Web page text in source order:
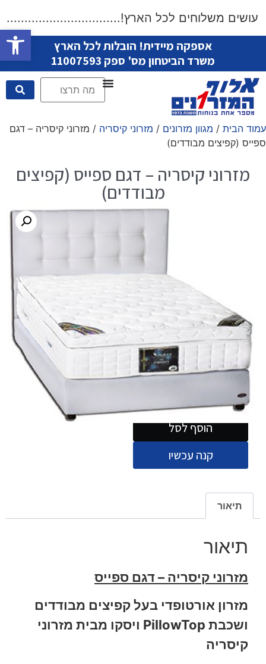
פתח
עושים משלוחים לכל
אספקה מיידית! הובלות לכל הארץ
משרד הביטחון מס' ספק 11007593
עמוד הבית / מגוון מזרונים / מזרוני קיסריה / מזרוני קיסריה – דגם
ספייס (קפיצים מבודדים)
הוסף לסל
קנה עכשיו
מזרוני קיסריה – דגם ספייס (קפיצים
מבודדים)
תיאור
תיאור
מזרוני קיסריה – דגם ספייס
מזרון אורטופדי בעל קפיצים מבודדים
ושכבת PillowTop ויסקו מבית מזרוני
קיסריה